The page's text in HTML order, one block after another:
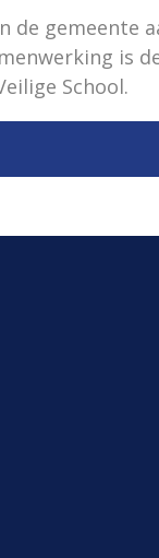
gemeente
is
School.